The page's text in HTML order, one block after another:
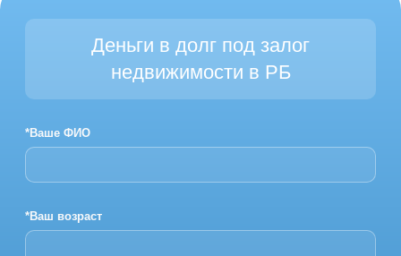
Деньги в долг под залог
недвижимости в РБ
*Ваше ФИО
*Ваш возраст